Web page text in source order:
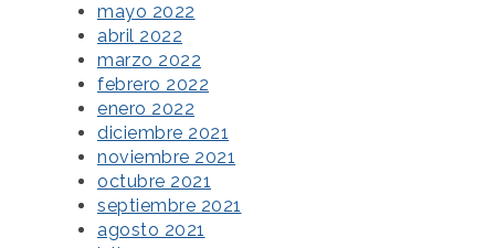
mayo 2022
abril 2022
marzo 2022
febrero 2022
enero 2022
diciembre 2021
noviembre 2021
octubre 2021
septiembre 2021
agosto 2021